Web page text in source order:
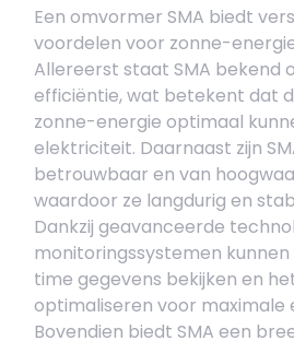
Een omvormer SMA biedt
voordelen voor zonne-
Allereerst staat SMA bekend
efficiëntie, wat betekent dat
zonne-energie optimaal
elektriciteit. Daarnaast zijn
betrouwbaar en van
waardoor ze langdurig en
Dankzij geavanceerde
monitoringssystemen
time gegevens bekijken en
optimaliseren voor maximale
Bovendien biedt SMA een